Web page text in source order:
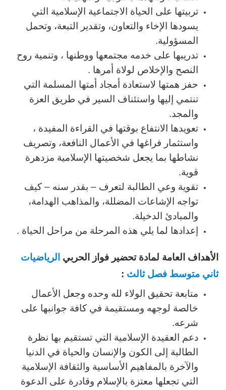
تربيتها على الحياة الاجتماعية الإسلامية التي
يسودها الإخاء والتعاون، وتقدير التبعة، وتحمل
المسؤولية.
تدريبها على خدمه مجتمعها ووطنها ، وتنمية روح
النصح والإخلاص لولاة أمرها .
حفز همتها لاستعادة أمجاد أمتها المسلمة التي
تنتمي إليها واستئناف السير في طريق العزة
والمجد.
تعويدها الانتفاع بوقتها في القراءة المفيدة ،
واستثمار فراغها في الأعمال النافعة، وتصريف
نشاطها بما يجعل شخصيتها الإسلامية مزدهرة
قوية.
تقوية وعي الطالبة لتعرف – بقدر سنه – كيف
تواجه الإشاعات المضللة، والمذاهب الهدامة،
والمبادئ الدخيلة.
إعدادها لما يلي هذه المرحلة من مراحل الحياة .
الأهداف العامة لمادة تحضير فواز الحربي الرياضيات
ثاني متوسط فصل ثالث :
متابعة تحقيق الولاء لله وحده وجعل الأعمال
خالصة لوجهه ومستقيمة في كافة جوانبها على
شرعه.
دعم العقيدة الإسلامية التي تستقيم بها نظرة
الطالبة إلى الكون والإنسان والحياة في الدنيا
والآخرة بالمفاهيم الأساسية والثقافة الإسلامية
التي تجعلها معتزة بالإسلام وقادرة على الدعوة